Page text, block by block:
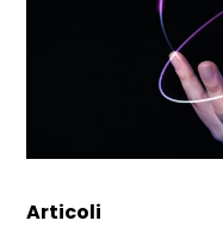
Articoli